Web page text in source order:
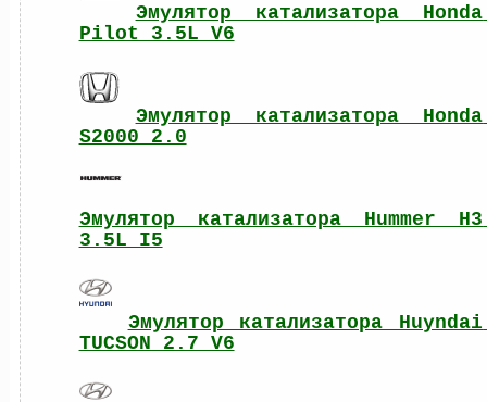
Эмулятор катализатора Honda
Pilot 3.5L V6
Эмулятор катализатора Honda
S2000 2.0
Эмулятор катализатора Hummer H3
3.5L I5
Эмулятор катализатора Huyndai
TUCSON 2.7 V6